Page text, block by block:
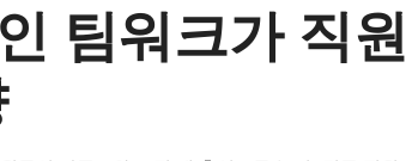
팀워크가 직